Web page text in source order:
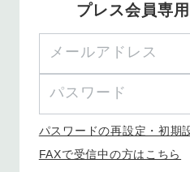
プレス会員専
パスワードの再設定・初期
FAXで受信中の方はこちら